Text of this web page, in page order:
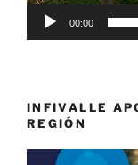
00:00
INFIVALLE
REGIÓN